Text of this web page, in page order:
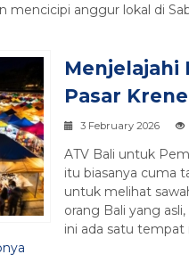
anggur lokal di
Menjelajahi
Pasar
3 February 2026
ATV Bali untuk
itu biasanya cuma
untuk melihat
orang Bali yang
ini ada satu tempat